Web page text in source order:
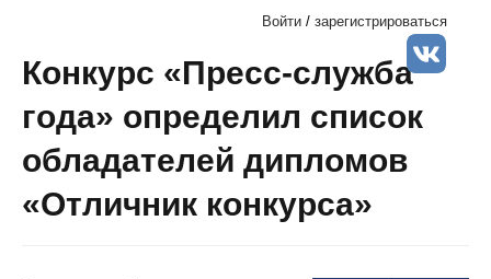
Войти / зарегистрироваться
Конкурс «Пресс-служба
года» определил список
обладателей дипломов
«Отличник конкурса»